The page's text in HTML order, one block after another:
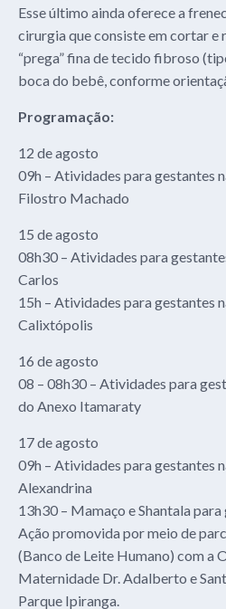
Esse último ainda oferece a
cirurgia que consiste em cortar e
“prega” fina de tecido fibroso
boca do bebê, conforme
Programação:
12 de agosto
09h – Atividades para gestantes
Filostro Machado
15 de agosto
08h30 – Atividades para
Carlos
15h – Atividades para gestantes
Calixtópolis
16 de agosto
08 – 08h30 – Atividades para
do Anexo Itamaraty
17 de agosto
09h – Atividades para gestantes
Alexandrina
13h30 – Mamaço e Shantala
Ação promovida por meio de
(Banco de Leite Humano) com a
Maternidade Dr. Adalberto e
Parque Ipiranga.